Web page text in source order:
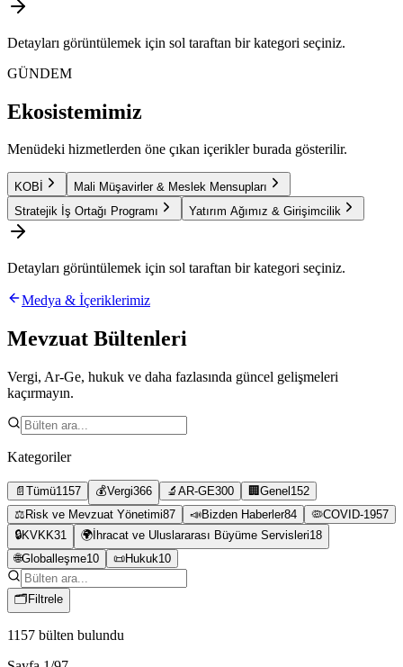
Detayları görüntülemek için sol taraftan bir kategori seçiniz.
GÜNDEM
Ekosistemimiz
Menüdeki hizmetlerden öne çıkan içerikler burada gösterilir.
KOBİ
Mali Müşavirler & Meslek Mensupları
Stratejik İş Ortağı Programı
Yatırım Ağımız & Girişimcilik
Detayları görüntülemek için sol taraftan bir kategori seçiniz.
Medya & İçeriklerimiz
Mevzuat Bültenleri
Vergi, Ar-Ge, hukuk ve daha fazlasında güncel gelişmeleri
kaçırmayın.
Kategoriler
📄 Tümü1157 💰Vergi366 🔬 AR-GE300 🏢 Genel 152
⚖️ Risk ve Mevzuat Yönetimi87 📣Bizden Haberler84 🦠COVID-1957
🔒KVKK31 🌍 İhracat ve Uluslararası Büyüme Servisleri18
🌐Globalleşme10 📜Hukuk10
🗂 Filtrele
1157 bülten bulundu